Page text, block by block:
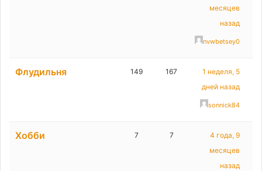
месяцев
назад
nvwbetsey0
Флудильня 149 167
1 неделя, 5
дней назад
sonnick84
Хобби 7 7
4 года, 9
месяцев
назад